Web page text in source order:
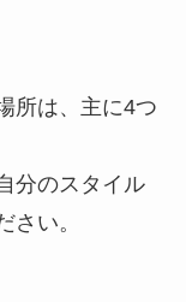
所は、主に4つ
分のスタイル
さい。